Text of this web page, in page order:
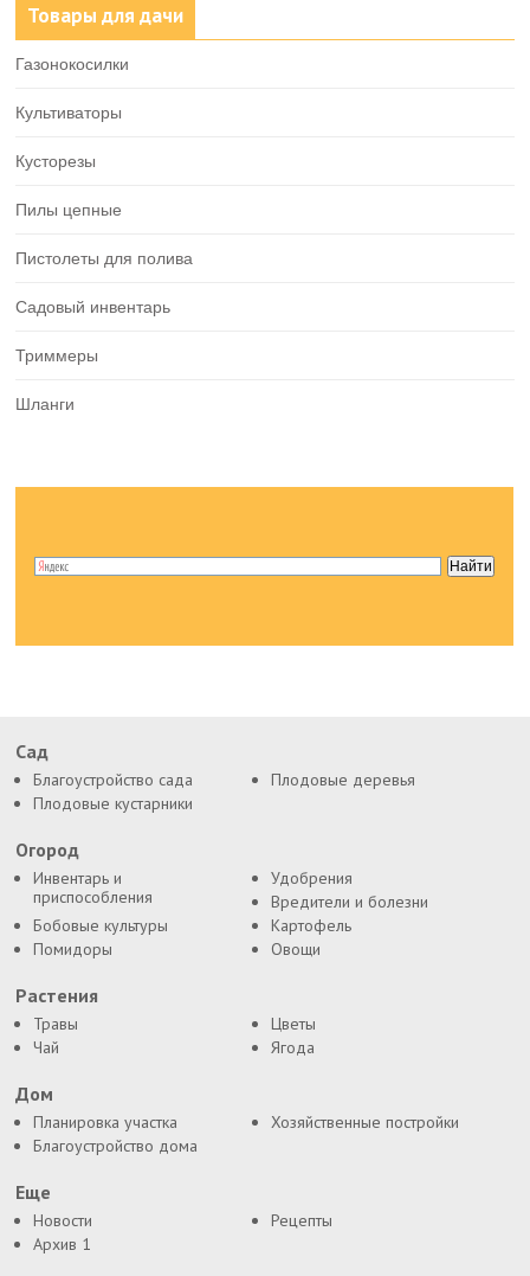
Товары для дачи
Газонокосилки
Культиваторы
Кусторезы
Пилы цепные
Пистолеты для полива
Садовый инвентарь
Триммеры
Шланги
Сад
Благоустройство сада
Плодовые деревья
Плодовые кустарники
Огород
Инвентарь и
приспособления
Удобрения
Вредители и болезни
Бобовые культуры
Картофель
Помидоры
Овощи
Растения
Травы
Цветы
Чай
Ягода
Дом
Планировка участка
Хозяйственные постройки
Благоустройство дома
Еще
Новости
Рецепты
Архив 1